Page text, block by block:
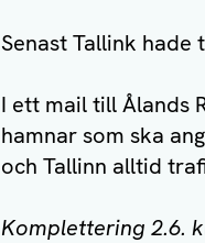
Senast Tallink hade
I ett mail till Ålands
hamnar som ska
och Tallinn alltid
Komplettering 2.6.